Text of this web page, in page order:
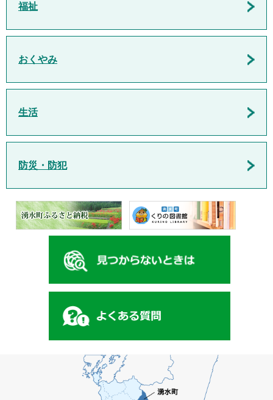
福祉
おくやみ
生活
防災・防犯